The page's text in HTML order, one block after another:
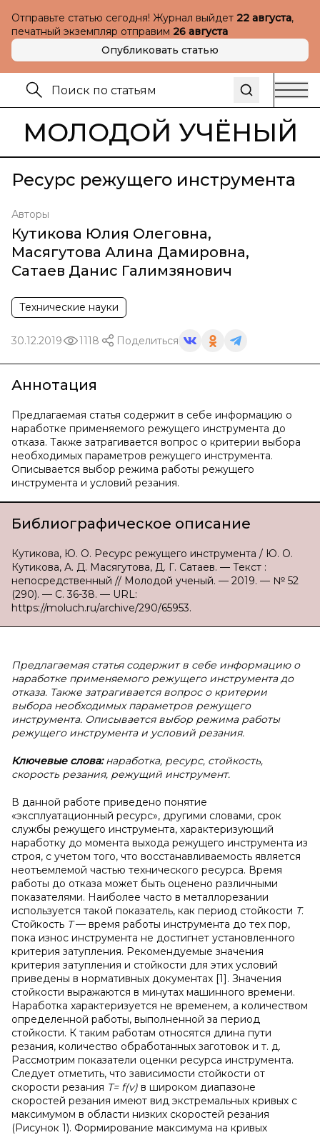
Отправьте статью сегодня! Журнал выйдет 22 августа,
печатный экземпляр отправим 26 августа
Опубликовать статью
МОЛОДОЙ УЧЁНЫЙ
Ресурс режущего инструмента
Авторы
Кутикова Юлия Олеговна,
Масягутова Алина Дамировна,
Сатаев Данис Галимзянович
Технические науки
30.12.2019 1118 Поделиться
Аннотация
Предлагаемая статья содержит в себе информацию о
наработке применяемого режущего инструмента до
отказа. Также затрагивается вопрос о критерии выбора
необходимых параметров режущего инструмента.
Описывается выбор режима работы режущего
инструмента и условий резания.
Библиографическое описание
Кутикова, Ю. О. Ресурс режущего инструмента / Ю. О.
Кутикова, А. Д. Масягутова, Д. Г. Сатаев. — Текст :
непосредственный // Молодой ученый. — 2019. — № 52
(290). — С. 36-38. — URL:
https://moluch.ru/archive/290/65953.
Предлагаемая статья содержит в себе информацию о
наработке применяемого режущего инструмента до
отказа. Также затрагивается вопрос о критерии
выбора необходимых параметров режущего
инструмента. Описывается выбор режима работы
режущего инструмента и условий резания.
Ключевые слова:наработка, ресурс, стойкость,
скорость резания, режущий инструмент.
В данной работе приведено понятие
«эксплуатационный ресурс», другими словами, срок
службы режущего инструмента, характеризующий
наработку до момента выхода режущего инструмента из
строя, с учетом того, что восстанавливаемость является
неотъемлемой частью технического ресурса. Время
работы до отказа может быть оценено различными
показателями. Наиболее часто в металлорезании
используется такой показатель, как период стойкости Т.
Стойкость Т— время работы инструмента до тех пор,
пока износ инструмента не достигнет установленного
критерия затупления. Рекомендуемые значения
критерия затупления и стойкости для этих условий
приведены в нормативных документах [1]. Значения
стойкости выражаются в минутах машинного времени.
Наработка характеризуется не временем, а количеством
определенной работы, выполненной за период
стойкости. К таким работам относятся длина пути
резания, количество обработанных заготовок и т. д.
Рассмотрим показатели оценки ресурса инструмента.
Следует отметить, что зависимости стойкости от
скорости резания Т= f(v) в широком диапазоне
скоростей резания имеют вид экстремальных кривых с
максимумом в области низких скоростей резания
(Рисунок 1). Формирование максимума на кривых